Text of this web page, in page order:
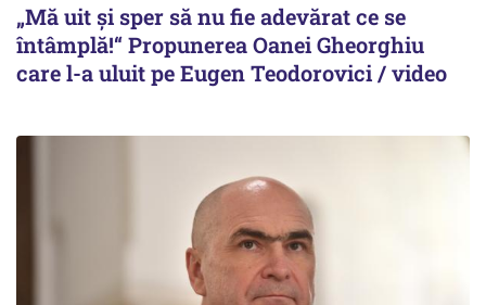
„Mă uit și sper să nu fie adevărat ce se
întâmplă!“ Propunerea Oanei Gheorghiu
care l-a uluit pe Eugen Teodorovici / video